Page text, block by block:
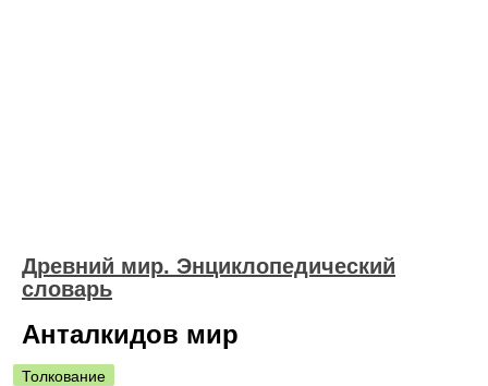
Древний мир. Энциклопедический
словарь
Анталкидов мир
Толкование